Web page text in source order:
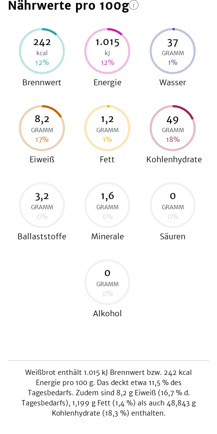
Nährwerte pro 100g
242
kcal
12%
Brennwert
1.015
kJ
12%
Energie
37
GRAMM
1%
Wasser
8,2
GRAMM
17%
Eiweiß
1,2
GRAMM
1%
Fett
49
GRAMM
18%
Kohlenhydrate
3,2
GRAMM
0%
Ballaststoffe
1,6
GRAMM
0%
Minerale
0
GRAMM
0%
Säuren
0
GRAMM
0%
Alkohol
Weißbrot enthält 1.015 kJ Brennwert bzw. 242 kcal
Energie pro 100 g. Das deckt etwa 11,5% des
Tagesbedarfs. Zudem sind 8,2 g Eiweiß (16,7% d.
Tagesbedarfs), 1,199 g Fett (1,4 %) als auch 48,843 g
Kohlenhydrate (18,3 %) enthalten.